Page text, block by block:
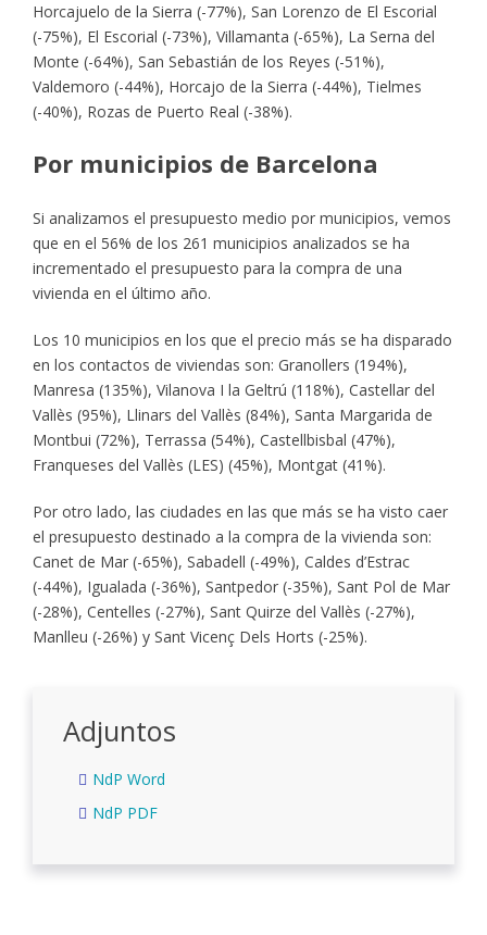
Horcajuelo de la Sierra (-77%), San Lorenzo de El Escorial
(-75%), El Escorial (-73%), Villamanta (-65%), La Serna del
Monte (-64%), San Sebastián de los Reyes (-51%),
Valdemoro (-44%), Horcajo de la Sierra (-44%), Tielmes
(-40%), Rozas de Puerto Real (-38%).
Por municipios de Barcelona
Si analizamos el presupuesto medio por municipios, vemos
que en el 56% de los 261 municipios analizados se ha
incrementado el presupuesto para la compra de una
vivienda en el último año.
Los 10 municipios en los que el precio más se ha disparado
en los contactos de viviendas son: Granollers (194%),
Manresa (135%), Vilanova I la Geltrú (118%), Castellar del
Vallès (95%), Llinars del Vallès (84%), Santa Margarida de
Montbui (72%), Terrassa (54%), Castellbisbal (47%),
Franqueses del Vallès (LES) (45%), Montgat (41%).
Por otro lado, las ciudades en las que más se ha visto caer
el presupuesto destinado a la compra de la vivienda son:
Canet de Mar (-65%), Sabadell (-49%), Caldes d’Estrac
(-44%), Igualada (-36%), Santpedor (-35%), Sant Pol de Mar
(-28%), Centelles (-27%), Sant Quirze del Vallès (-27%),
Manlleu (-26%) y Sant Vicenç Dels Horts (-25%).
Adjuntos
NdP Word
NdP PDF